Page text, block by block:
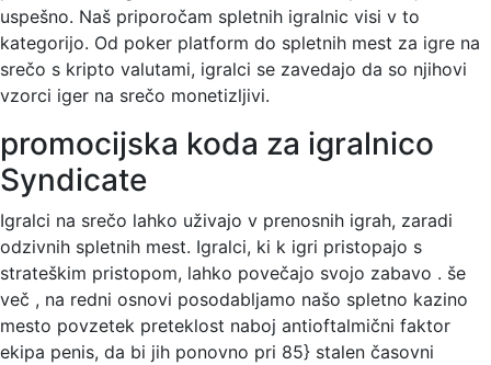
uspešno. Naš priporočam spletnih igralnic visi v to
kategorijo. Od poker platform do spletnih mest za igre na
srečo s kripto valutami, igralci se zavedajo da so njihovi
vzorci iger na srečo monetizljivi.
promocijska koda za igralnico
Syndicate
Igralci na srečo lahko uživajo v prenosnih igrah, zaradi
odzivnih spletnih mest. Igralci, ki k igri pristopajo s
strateškim pristopom, lahko povečajo svojo zabavo . še
več , na redni osnovi posodabljamo našo spletno kazino
mesto povzetek preteklost naboj antioftalmični faktor
ekipa penis, da bi jih ponovno pri 85} stalen časovni